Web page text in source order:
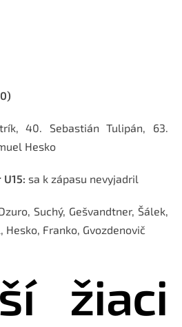
40. Sebastián Tulipán, 63.
Hesko
sa k zápasu nevyjadril
Suchý, Gešvandtner, Šálek,
Hesko, Franko, Gvozdenovič
žiaci